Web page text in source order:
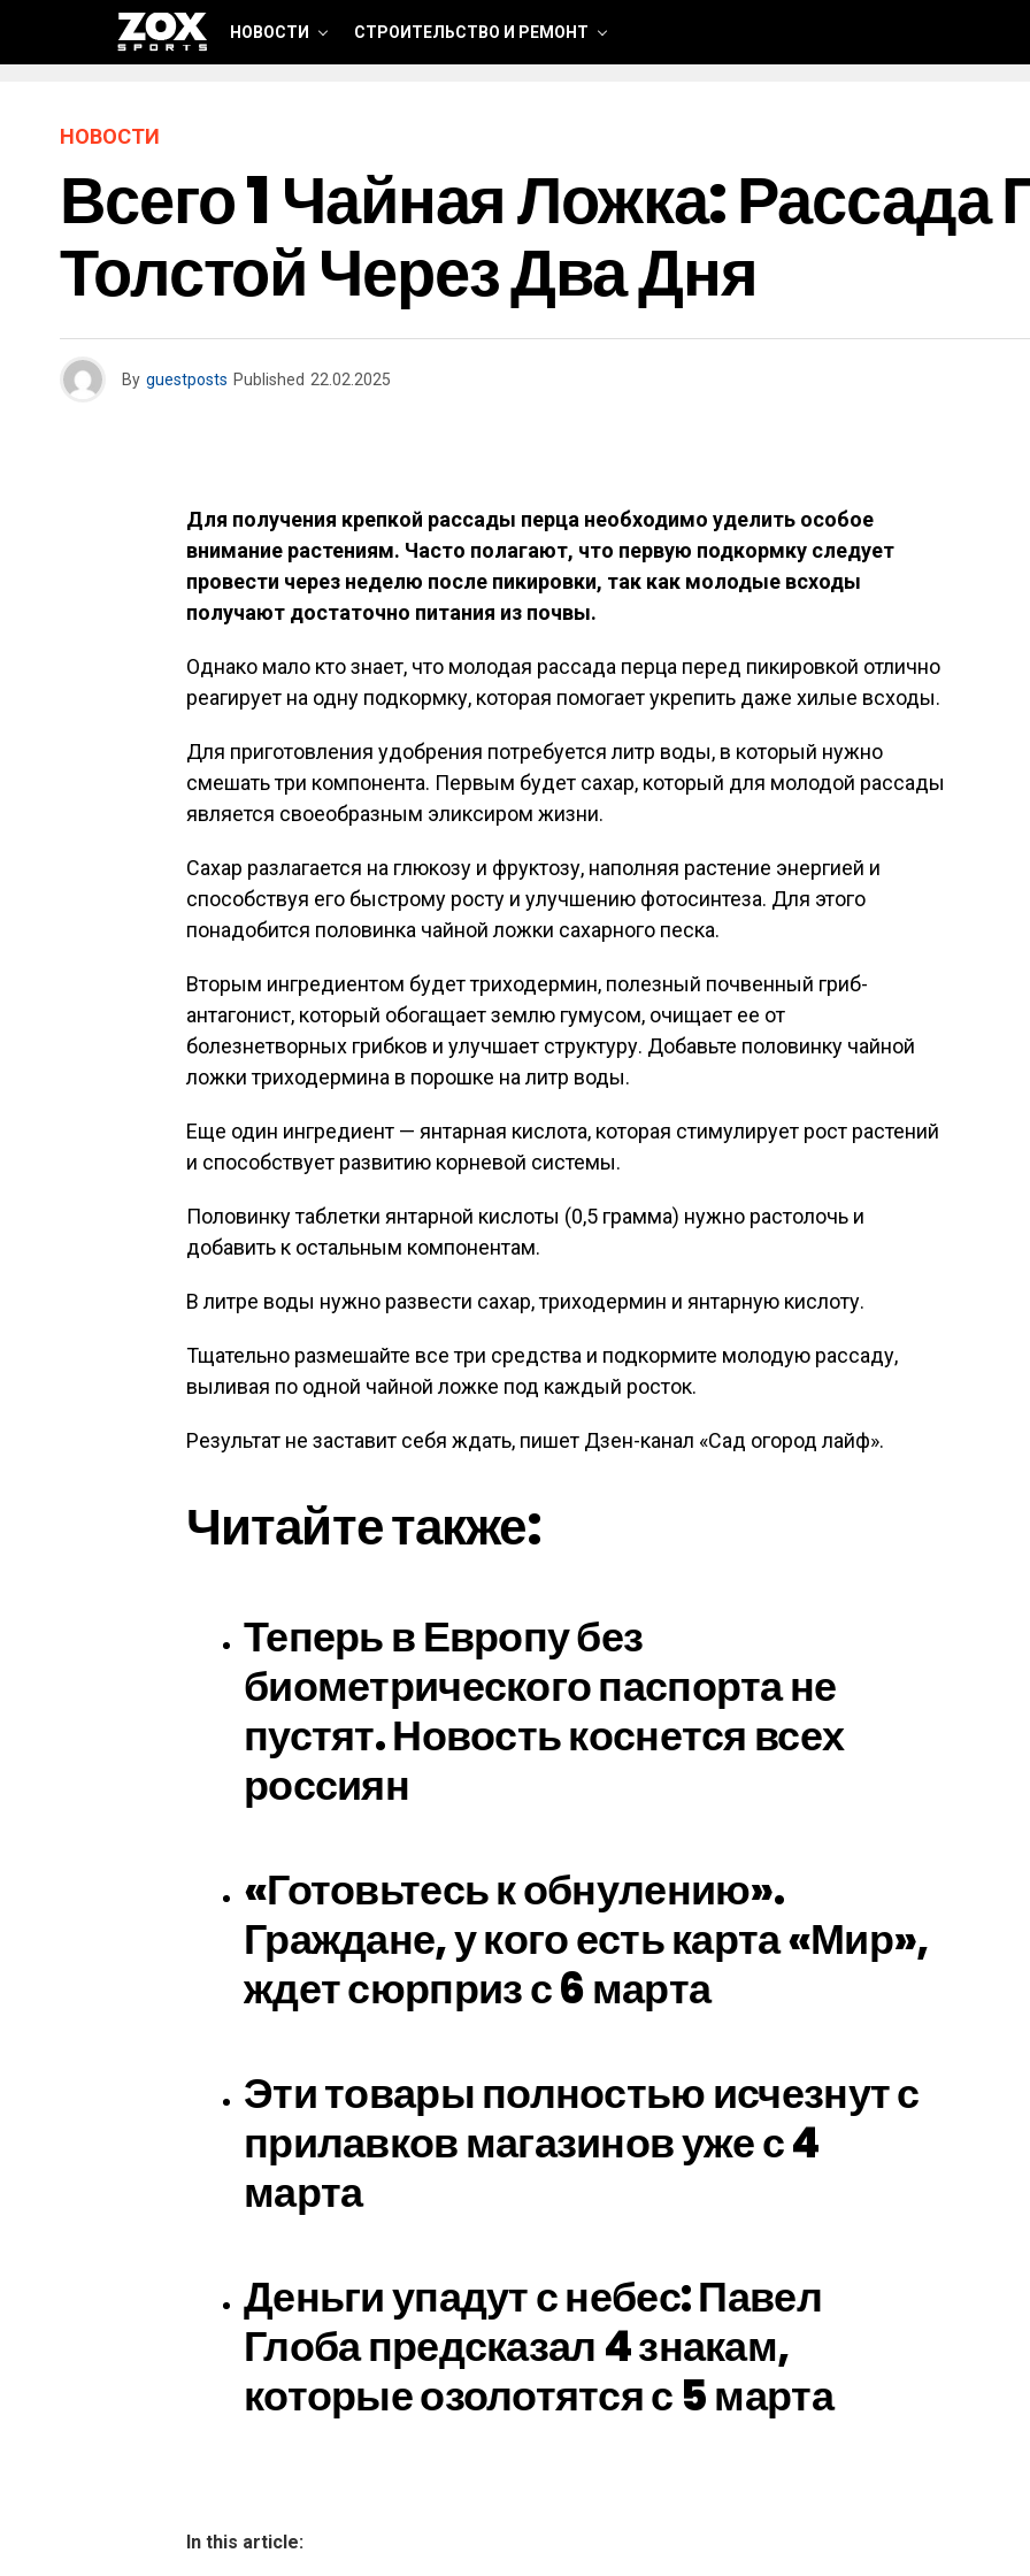
НОВОСТИ СТРОИТЕЛЬСТВО И РЕМОНТ
НОВОСТИ
Всего 1 Чайная Ложка: Рассада
Толстой Через Два Дня
By guestposts Published 22.02.2025
Для получения крепкой рассады перца необходимо уделить особое
внимание растениям. Часто полагают, что первую подкормку следует
провести через неделю после пикировки, так как молодые всходы
получают достаточно питания из почвы.
Однако мало кто знает, что молодая рассада перца перед пикировкой отлично
реагирует на одну подкормку, которая помогает укрепить даже хилые всходы.
Для приготовления удобрения потребуется литр воды, в который нужно
смешать три компонента. Первым будет сахар, который для молодой рассады
является своеобразным эликсиром жизни.
Сахар разлагается на глюкозу и фруктозу, наполняя растение энергией и
способствуя его быстрому росту и улучшению фотосинтеза. Для этого
понадобится половинка чайной ложки сахарного песка.
Вторым ингредиентом будет триходермин, полезный почвенный гриб-
антагонист, который обогащает землю гумусом, очищает ее от
болезнетворных грибков и улучшает структуру. Добавьте половинку чайной
ложки триходермина в порошке на литр воды.
Еще один ингредиент — янтарная кислота, которая стимулирует рост растений
и способствует развитию корневой системы.
Половинку таблетки янтарной кислоты (0,5 грамма) нужно растолочь и
добавить к остальным компонентам.
В литре воды нужно развести сахар, триходермин и янтарную кислоту.
Тщательно размешайте все три средства и подкормите молодую рассаду,
выливая по одной чайной ложке под каждый росток.
Результат не заставит себя ждать, пишет Дзен-канал «Сад огород лайф».
Читайте также:
Теперь в Европу без
биометрического паспорта не
пустят. Новость коснется всех
россиян
«Готовьтесь к обнулению».
Граждане, у кого есть карта «Мир»,
ждет сюрприз с 6 марта
Эти товары полностью исчезнут с
прилавков магазинов уже с 4
марта
Деньги упадут с небес: Павел
Глоба предсказал 4 знакам,
которые озолотятся с 5 марта
In this article: